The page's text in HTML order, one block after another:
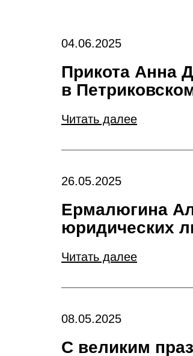
04.06.2025
Прикота Анна
в
Читать далее
26.05.2025
Ермалюгина
юридических
Читать далее
08.05.2025
С великим